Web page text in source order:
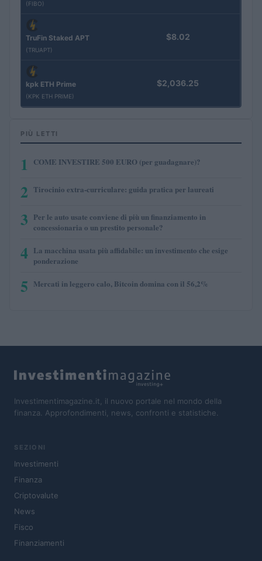
(FIBO)
TruFin Staked APT
(TRUAPT)
$8.02
kpk ETH Prime
(KPK ETH PRIME)
$2,036.25
PIÙ LETTI
1 COME INVESTIRE 500 EURO (per guadagnare)?
2 Tirocinio extra-curriculare: guida pratica per laureati
3 Per le auto usate conviene di più un finanziamento in
concessionaria o un prestito personale?
4 La macchina usata più affidabile: un investimento che esige
ponderazione
5 Mercati in leggero calo, Bitcoin domina con il 56,2%
Investimentimagazine.it, il nuovo portale nel mondo della
finanza. Approfondimenti, news, confronti e statistiche.
SEZIONI
Investimenti
Finanza
Criptovalute
News
Fisco
Finanziamenti